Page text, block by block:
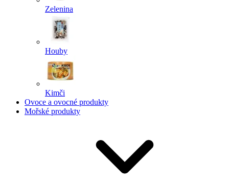
Zelenina
Houby
Kimči
Ovoce a ovocné produkty
Mořské produkty